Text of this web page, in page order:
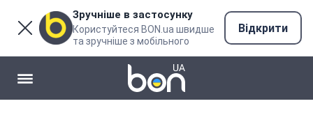
Зручніше в застосунку
Користуйтеся BON.ua швидше
та зручніше з мобільного
Відкрити